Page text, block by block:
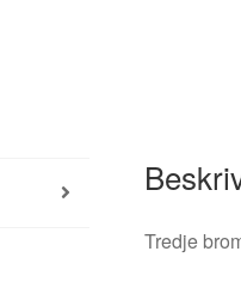
Tredje